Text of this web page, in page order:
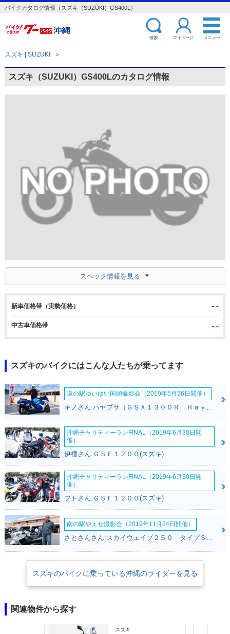
バイクカタログ情報（スズキ（SUZUKI）GS400L）
検索 マイページ メニュー
スズキ | SUZUKI ＞
スズキ（SUZUKI）GS400Lのカタログ情報
スペック情報を見る
新車価格帯（実勢価格） - -
中古車価格帯 - -
スズキのバイクにはこんな人たちが乗ってます
道の駅ゆいゆい国頭撮影会（2019年5月26日開催）
沖縄チャリティーランFINAL（2019年6月30日開
催）
伊禮さん:ＧＳＦ１２００(スズキ)
沖縄チャリティーランFINAL（2019年6月30日開
催）
フトさん:ＧＳＦ１２００(スズキ)
南の駅やえせ撮影会（2019年11月24日開催）
スズキのバイクに乗っている沖縄のライダーを見る
関連物件から探す
スズキ